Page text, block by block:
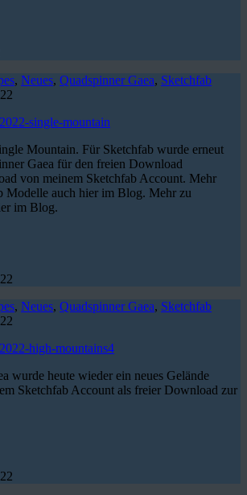
, Neues, Quadspinner Gaea, Sketchfab
Mountain. Für Sketchfab wurde erneut
Gaea für den freien Download
von meinem Sketchfab Account. Mehr
Modelle auch hier im Blog. Mehr zu
im Blog.
, Neues, Quadspinner Gaea, Sketchfab
wurde heute wieder ein neues Gelände
Sketchfab Account als freier Download zur